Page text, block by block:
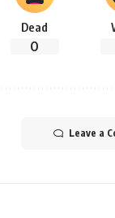
Dead
0
Leave a